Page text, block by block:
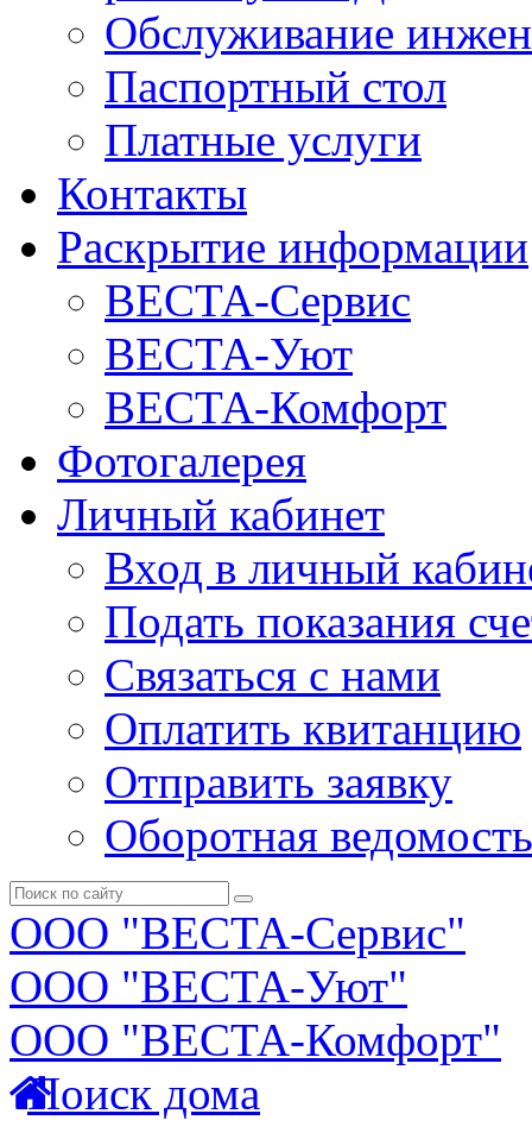
Обслуживание
Паспортный стол
Платные услуги
Контакты
Раскрытие информации
ВЕСТА-Сервис
ВЕСТА-Уют
ВЕСТА-Комфорт
Фотогалерея
Личный кабинет
Вход в личный
Подать показания
Связаться с нами
Оплатить квитанцию
Отправить заявку
Оборотная ведомость
ООО "ВЕСТА-Сервис"
ООО "ВЕСТА-Уют"
ООО "ВЕСТА-Комфорт"
Поиск дома